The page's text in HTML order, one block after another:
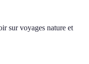
sur voyages nature et